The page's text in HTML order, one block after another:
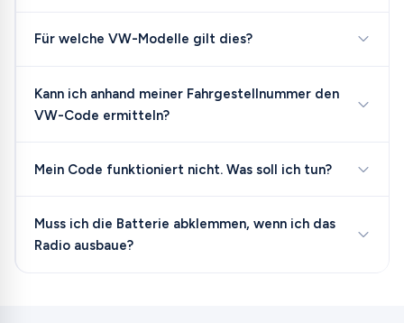
Für welche VW-Modelle gilt dies?
Kann ich anhand meiner Fahrgestellnummer den
VW-Code ermitteln?
Mein Code funktioniert nicht. Was soll ich tun?
Muss ich die Batterie abklemmen, wenn ich das
Radio ausbaue?